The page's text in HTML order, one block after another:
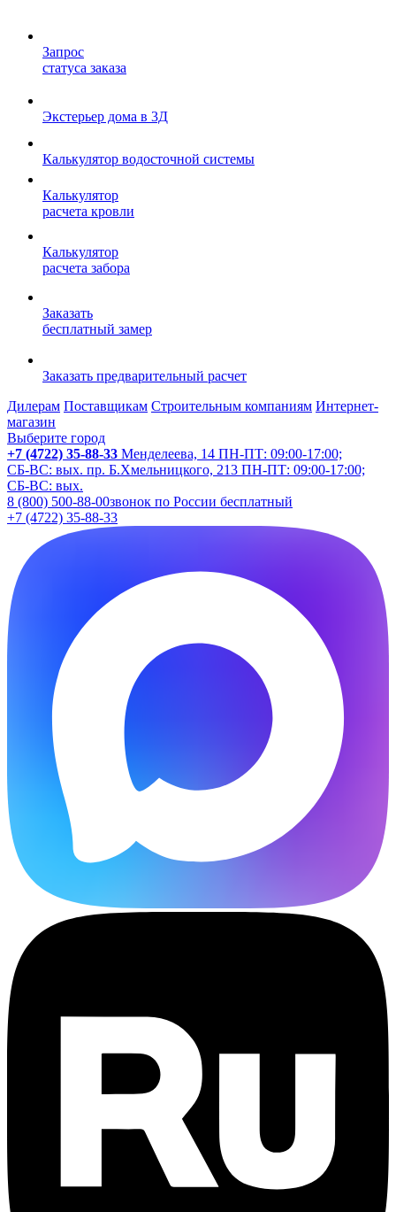
Запрос
статуса заказа
Экстерьер дома в 3Д
Калькулятор водосточной системы
Калькулятор
расчета кровли
Калькулятор
расчета забора
Заказать
бесплатный замер
Заказать предварительный расчет
Дилерам Поставщикам Строительным компаниям Интернет-
магазин
Выберите город
+7 (4722) 35-88-33 Менделеева, 14 ПН-ПТ: 09:00-17:00;
СБ-ВС: вых. пр. Б.Хмельницкого, 213 ПН-ПТ: 09:00-17:00;
СБ-ВС: вых.
8 (800) 500-88-00звонок по России бесплатный
+7 (4722) 35-88-33